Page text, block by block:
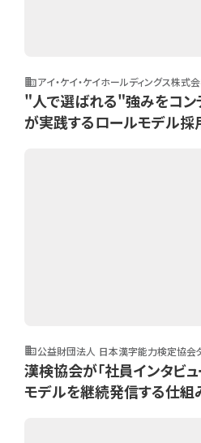
businessアイ・ケイ・ケイホールディングス株式
"人で選ばれる"強みをコン
が実践するロールモデル採
business公益財団法人 日本漢字能力検定協会
漢検協会が「社員インタビ
モデルを継続発信する仕組